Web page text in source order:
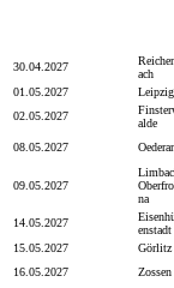
30.04.2027
ach
01.05.2027
Leipzig
02.05.2027
alde
08.05.2027
09.05.2027
na
14.05.2027
enstadt
15.05.2027
Görlitz
16.05.2027
Zossen